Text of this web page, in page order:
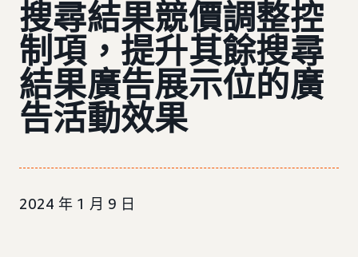
搜尋結果競價調整控
制項， 提升其餘搜尋
結果廣告展示位的廣
告活動效果
2024 年 1 月 9 日